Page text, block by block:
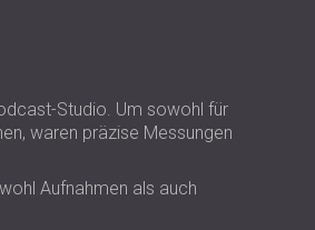
Studio. Um sowohl für
waren präzise Messungen
Aufnahmen als auch